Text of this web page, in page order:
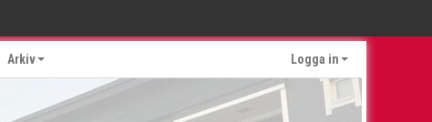
Arkiv Logga in